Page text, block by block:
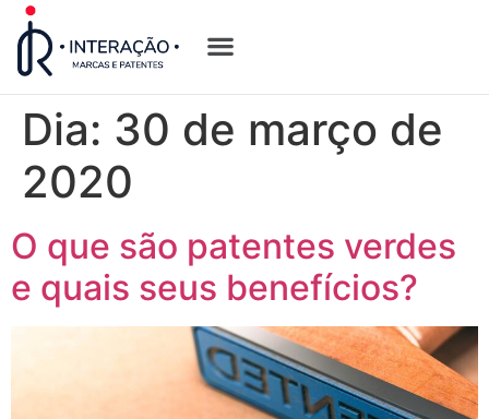
Dia: 30 de março de
2020
O que são patentes verdes
e quais seus benefícios?